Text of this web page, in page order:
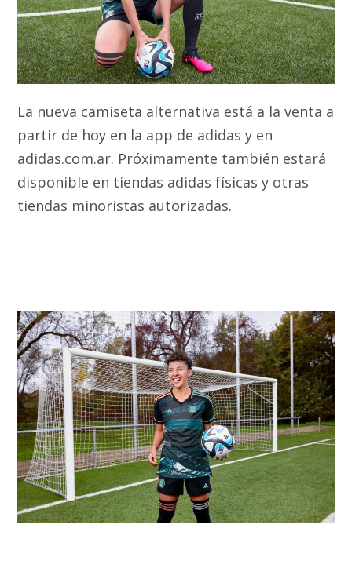
La nueva camiseta alternativa está a la venta a
partir de hoy en la app de adidas y en
adidas.com.ar. Próximamente también estará
disponible en tiendas adidas físicas y otras
tiendas minoristas autorizadas.